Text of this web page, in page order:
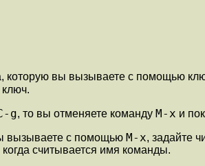
которую вы вызываете с помощью
ключ.
g, то вы отменяете команду M-x и
вызываете с помощью M-x, задайте
считывается имя команды.